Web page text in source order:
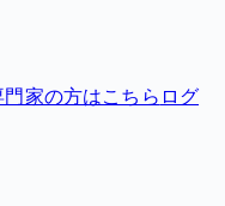
門家の方はこちら ログ